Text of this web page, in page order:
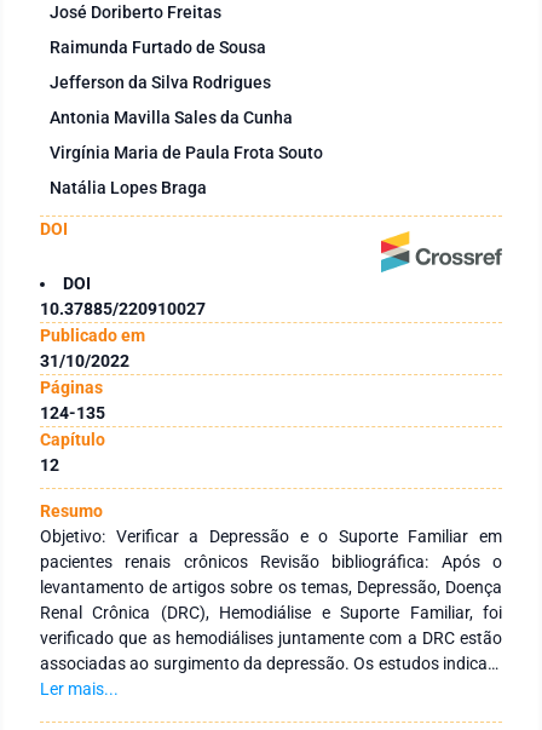
José Doriberto Freitas
Raimunda Furtado de Sousa
Jefferson da Silva Rodrigues
Antonia Mavilla Sales da Cunha
Virgínia Maria de Paula Frota Souto
Natália Lopes Braga
DOI
DOI
10.37885/220910027
Publicado em
31/10/2022
Páginas
124-135
Capítulo
12
Resumo
Objetivo: Verificar a Depressão e o Suporte Familiar em
pacientes renais crônicos Revisão bibliográfica: Após o
levantamento de artigos sobre os temas, Depressão, Doença
Renal Crônica (DRC), Hemodiálise e Suporte Familiar, foi
verificado que as hemodiálises juntamente com a DRC estão
associadas ao surgimento da depressão. Os estudos indicam
que isso pode afetar as condições físicas e psicossociais dos
Ler mais...